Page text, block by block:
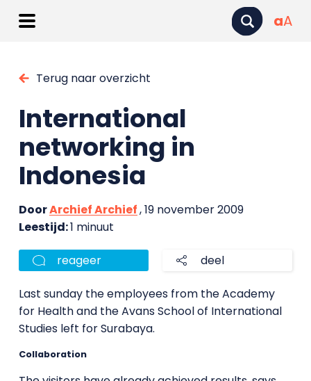
aA
Terug naar overzicht
International
networking in
Indonesia
DoorArchief Archief, 19 november 2009
Leestijd:1 minuut
reageer deel
Last sunday the employees from the Academy
for Health and the Avans School of International
Studies left for Surabaya.
Collaboration